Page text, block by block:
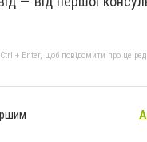
+ Enter, щоб повідомити про це